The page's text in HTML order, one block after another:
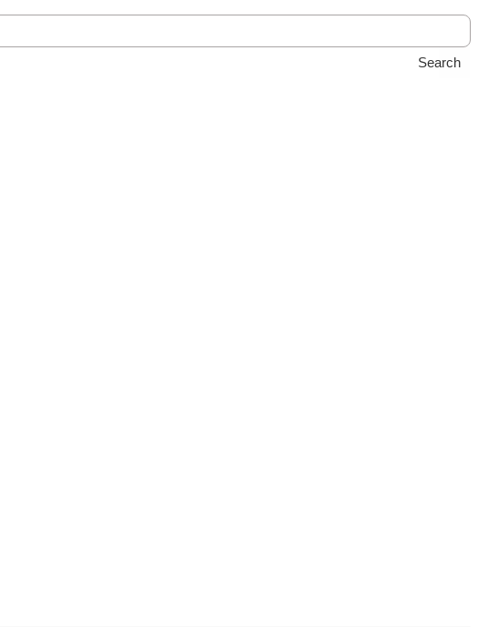
Search